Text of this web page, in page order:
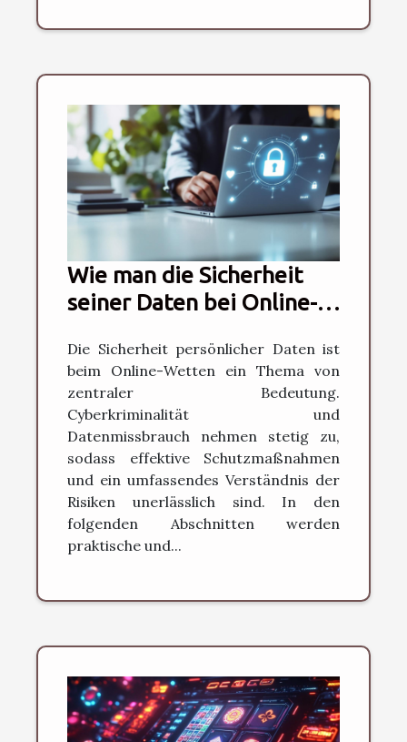
Wie man die Sicherheit
seiner Daten bei Online-
gewährleistet
Die Sicherheit persönlicher Daten ist
beim Online-Wetten ein Thema von
zentraler Bedeutung.
Cyberkriminalität und
Datenmissbrauch nehmen stetig zu,
sodass effektive Schutzmaßnahmen
und ein umfassendes Verständnis der
Risiken unerlässlich sind. In den
folgenden Abschnitten werden
praktische und...